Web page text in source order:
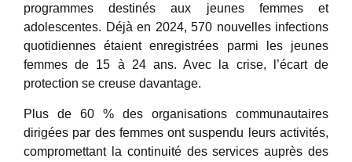
programmes destinés aux jeunes femmes et
adolescentes. Déjà en 2024, 570 nouvelles infections
quotidiennes étaient enregistrées parmi les jeunes
femmes de 15 à 24 ans. Avec la crise, l’écart de
protection se creuse davantage.
Plus de 60 % des organisations communautaires
dirigées par des femmes ont suspendu leurs activités,
compromettant la continuité des services auprès des